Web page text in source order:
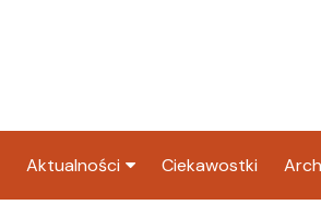
Aktualności Ciekawostki